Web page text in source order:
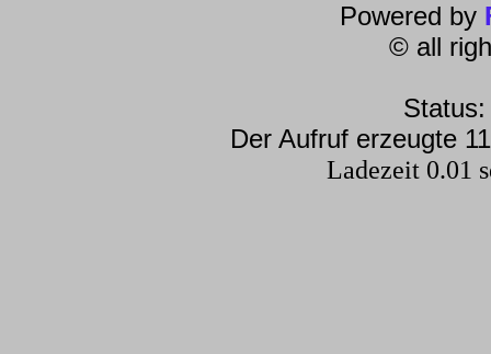
Powered by
© all
Der Aufruf erzeugte
Ladezeit 0.01